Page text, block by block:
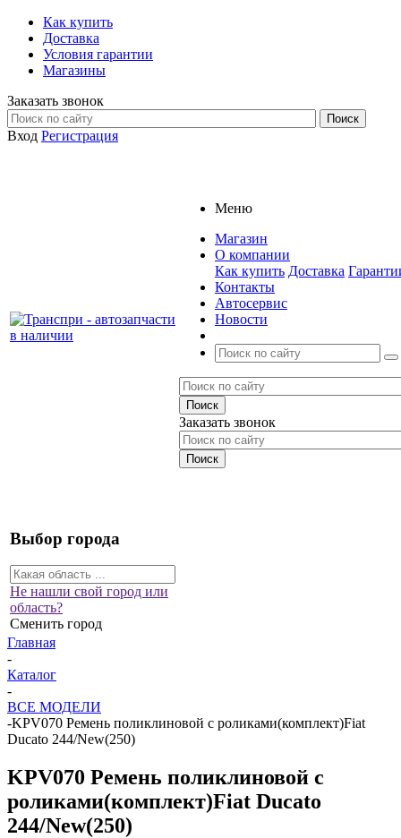
Как купить
Доставка
Условия гарантии
Магазины
Заказать звонок
Вход Регистрация
Меню
Магазин
О компании
Как купить Доставка
Контакты
Автосервис
Новости
Заказать звонок
Выбор города
Не нашли свой город или
область?
Сменить город
Главная
-
Каталог
-
ВСЕ МОДЕЛИ
-KPV070 Ремень поликлиновой с роликами(комплект)Fiat
Ducato 244/New(250)
KPV070 Ремень поликлиновой с
роликами(комплект)Fiat Ducato
244/New(250)